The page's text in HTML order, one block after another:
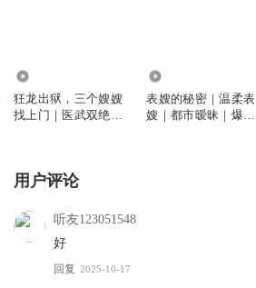
狂龙出狱，三个嫂嫂
找上门｜医武双绝｜
表嫂的秘密｜温柔表
嫂｜都市暧昧｜爆款
用户评论
听友123051548
好
回复 2025-10-17